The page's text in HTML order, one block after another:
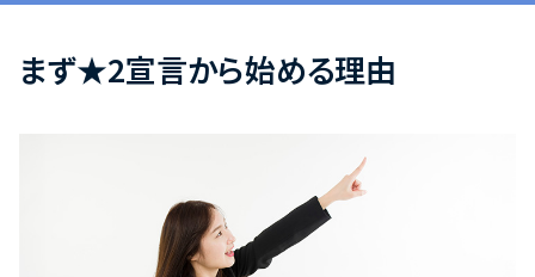
まず★2宣言から始める理由